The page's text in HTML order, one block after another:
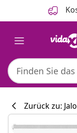
Zurück zu: